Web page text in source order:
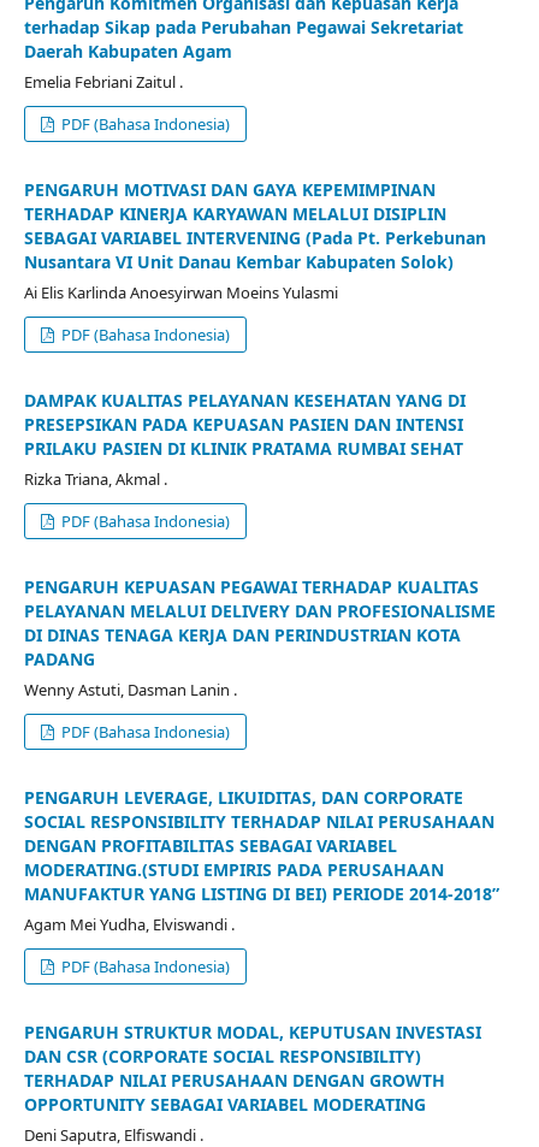
terhadap Sikap pada Perubahan Pegawai Sekretariat
Daerah Kabupaten Agam
Emelia Febriani Zaitul .
PDF (Bahasa Indonesia)
PENGARUH MOTIVASI DAN GAYA KEPEMIMPINAN
TERHADAP KINERJA KARYAWAN MELALUI DISIPLIN
SEBAGAI VARIABEL INTERVENING (Pada Pt. Perkebunan
Nusantara VI Unit Danau Kembar Kabupaten Solok)
Ai Elis Karlinda Anoesyirwan Moeins Yulasmi
PDF (Bahasa Indonesia)
DAMPAK KUALITAS PELAYANAN KESEHATAN YANG DI
PRESEPSIKAN PADA KEPUASAN PASIEN DAN INTENSI
PRILAKU PASIEN DI KLINIK PRATAMA RUMBAI SEHAT
Rizka Triana, Akmal .
PDF (Bahasa Indonesia)
PENGARUH KEPUASAN PEGAWAI TERHADAP KUALITAS
PELAYANAN MELALUI DELIVERY DAN PROFESIONALISME
DI DINAS TENAGA KERJA DAN PERINDUSTRIAN KOTA
PADANG
Wenny Astuti, Dasman Lanin .
PDF (Bahasa Indonesia)
PENGARUH LEVERAGE, LIKUIDITAS, DAN CORPORATE
SOCIAL RESPONSIBILITY TERHADAP NILAI PERUSAHAAN
DENGAN PROFITABILITAS SEBAGAI VARIABEL
MODERATING.(STUDI EMPIRIS PADA PERUSAHAAN
MANUFAKTUR YANG LISTING DI BEI) PERIODE 2014-2018”
Agam Mei Yudha, Elviswandi .
PDF (Bahasa Indonesia)
PENGARUH STRUKTUR MODAL, KEPUTUSAN INVESTASI
DAN CSR (CORPORATE SOCIAL RESPONSIBILITY)
TERHADAP NILAI PERUSAHAAN DENGAN GROWTH
OPPORTUNITY SEBAGAI VARIABEL MODERATING
Deni Saputra, Elfiswandi .